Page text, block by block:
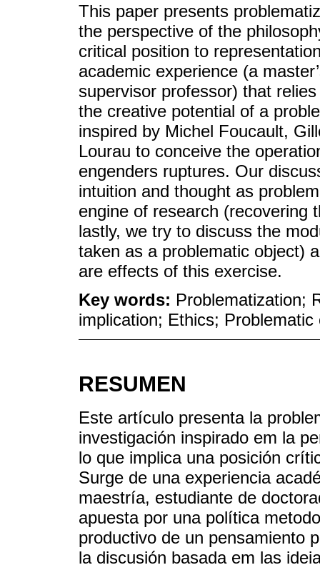
This paper presents
the perspective of the
critical position to
academic experience (a
supervisor professor) that
the creative potential of a
inspired by Michel Foucault,
Lourau to conceive the
engenders ruptures. Our
intuition and thought as
engine of research (recovering
lastly, we try to discuss the
taken as a problematic object)
are effects of this exercise.
Key words: Problematization;
implication; Ethics; Problematic
RESUMEN
Este artículo presenta la
investigación inspirado em la
lo que implica una posición
Surge de una experiencia
maestría, estudiante de
apuesta por una política
productivo de un pensamiento
la discusión basada em las